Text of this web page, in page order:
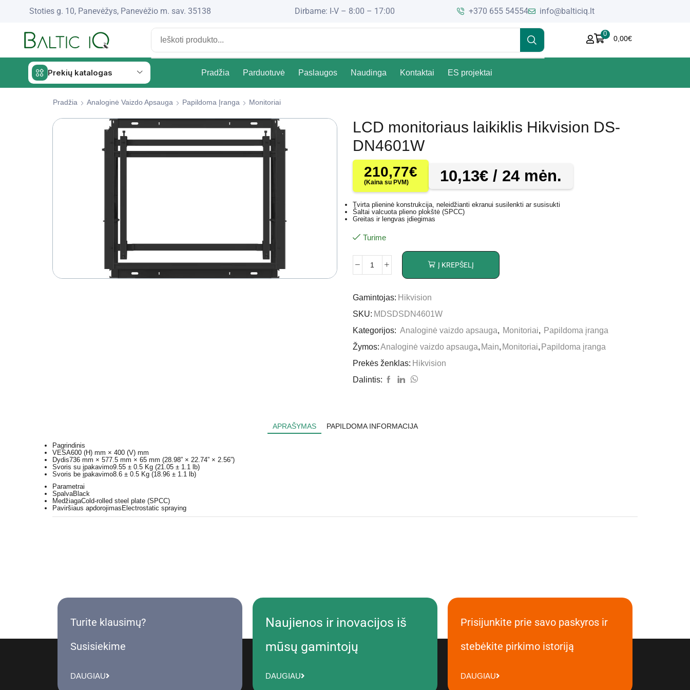
Stoties g. 10, Panevėžys, Panevėžio m. sav. 35138 Dirbame: I-V – 8:00 – 17:00 +370 655 54554 info@balticiq.lt
0
0,00€
Prekių katalogas Pradžia Parduotuvė Paslaugos Naudinga Kontaktai ES projektai
Pradžia Analoginė Vaizdo Apsauga Papildoma Įranga Monitoriai
LCD monitoriaus laikiklis Hikvision DS-
DN4601W
210,77€
(Kaina su PVM) 10,13€ / 24 mėn.
Tvirta plieninė konstrukcija, neleidžianti ekranui susilenkti ar susisukti
Šaltai valcuota plieno plokštė (SPCC)
Greitas ir lengvas įdiegimas
Turime
Į KREPŠELĮ
Gamintojas: Hikvision
SKU: MDSDSDN4601W
Kategorijos: Analoginė vaizdo apsauga, Monitoriai, Papildoma įranga
Žymos:Analoginė vaizdo apsauga, Main, Monitoriai, Papildoma įranga
Prekės ženklas: Hikvision
Dalintis:
APRAŠYMAS PAPILDOMA INFORMACIJA
Pagrindinis
VESA600 (H) mm × 400 (V) mm
Dydis736 mm × 577.5 mm × 65 mm (28.98” × 22.74” × 2.56”)
Svoris su įpakavimo9.55 ± 0.5 Kg (21.05 ± 1.1 lb)
Svoris be įpakavimo8.6 ± 0.5 Kg (18.96 ± 1.1 lb)
Parametrai
SpalvaBlack
MedžiagaCold-rolled steel plate (SPCC)
Paviršiaus apdorojimasElectrostatic spraying
Turite klausimų?
Susisiekime
DAUGIAU
Naujienos ir inovacijos iš
mūsų gamintojų
DAUGIAU
Prisijunkite prie savo paskyros ir
stebėkite pirkimo istoriją
DAUGIAU